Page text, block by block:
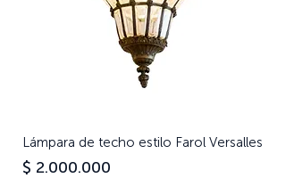
Lámpara de techo estilo Farol Versalles
Precio
$ 2.000.000